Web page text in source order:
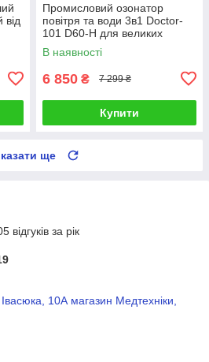
від
Промисловий озонатор
повітря та води 3в1 Doctor-
101 D60-H для великих
приміщень. Генератор озону
з високою продуктивністю 60
В наявності
6 850 ₴ 7 299 ₴
Купити
ще
за рік
10А магазин Медтехніки,